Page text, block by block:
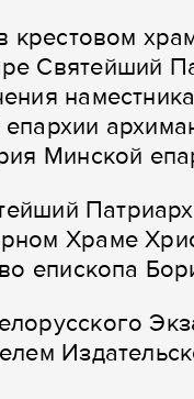
крестовом
Святейший
Минской
Храме
епископа